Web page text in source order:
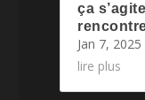
ça
Jan 7, 2025
lire plus